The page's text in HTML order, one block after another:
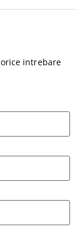
intrebare